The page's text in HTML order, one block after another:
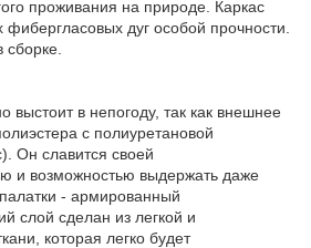
проживания на природе. Каркас
фибергласовых дуг особой прочности.
выстоит в непогоду, так как внешнее
с полиуретановой
Он славится своей
и возможностью выдержать даже
- армированный
слой сделан из легкой и
которая легко будет